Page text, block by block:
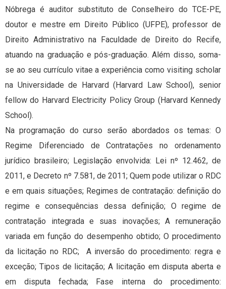
Nóbrega é auditor substituto de Conselheiro do TCE-PE,
doutor e mestre em Direito Público (UFPE), professor de
Direito Administrativo na Faculdade de Direito do Recife,
atuando na graduação e pós-graduação. Além disso, soma-
se ao seu currículo vitae a experiência como visiting scholar
na Universidade de Harvard (Harvard Law School), senior
fellow do Harvard Electricity Policy Group (Harvard Kennedy
School).
Na programação do curso serão abordados os temas: O
Regime Diferenciado de Contratações no ordenamento
jurídico brasileiro; Legislação envolvida: Lei nº 12.462, de
2011, e Decreto nº 7.581, de 2011; Quem pode utilizar o RDC
e em quais situações; Regimes de contratação: definição do
regime e consequências dessa definição; O regime de
contratação integrada e suas inovações; A remuneração
variada em função do desempenho obtido; O procedimento
da licitação no RDC; A inversão do procedimento: regra e
exceção; Tipos de licitação; A licitação em disputa aberta e
em disputa fechada; Fase interna do procedimento: